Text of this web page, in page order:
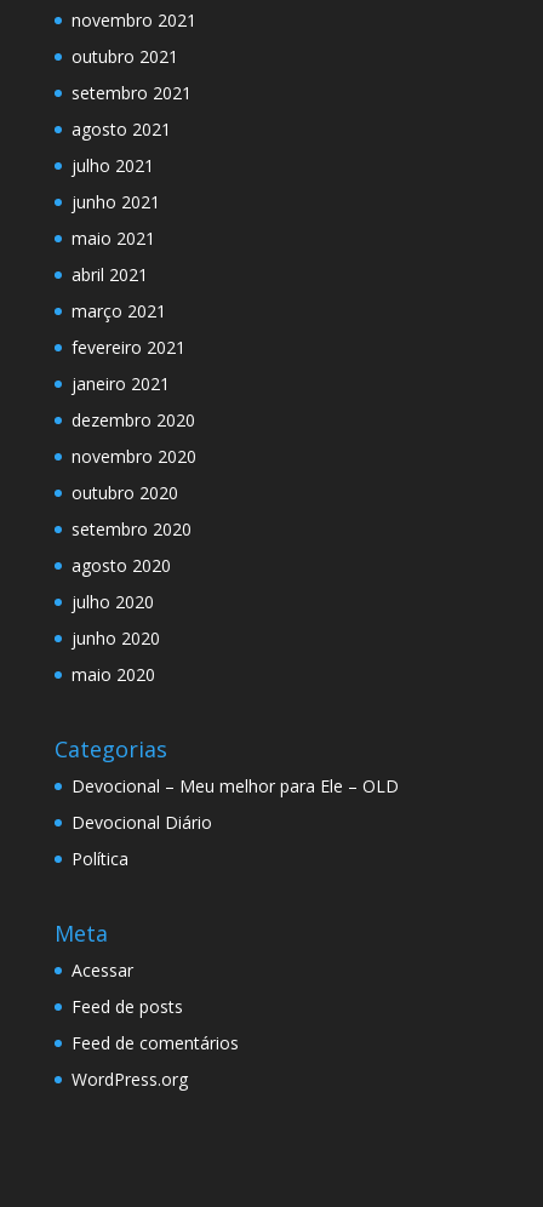
novembro 2021
outubro 2021
setembro 2021
agosto 2021
julho 2021
junho 2021
maio 2021
abril 2021
março 2021
fevereiro 2021
janeiro 2021
dezembro 2020
novembro 2020
outubro 2020
setembro 2020
agosto 2020
julho 2020
junho 2020
maio 2020
Categorias
Devocional – Meu melhor para Ele – OLD
Devocional Diário
Política
Meta
Acessar
Feed de posts
Feed de comentários
WordPress.org